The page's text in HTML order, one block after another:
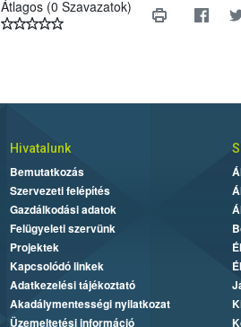
Átlagos (0 Szavazatok)
Hivatalunk
Bemutatkozás
Szervezeti felépítés
Gazdálkodási adatok
Felügyeleti szervünk
Projektek
Kapcsolódó linkek
Adatkezelési tájékoztató
Akadálymentességi nyilatkozat
Üzemeltetési információ